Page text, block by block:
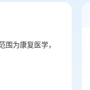
为康复医学，